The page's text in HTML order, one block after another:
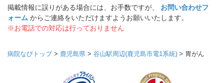
掲載情報に誤りがある場合には、お手数ですが、 お問い合わせフ
ォーム からご連絡をいただけますようお願いいたします。
※お電話での対応は行っておりません
病院なびトップ> 鹿児島県 > 谷山駅周辺(鹿児島市電1系統) > 胃がん